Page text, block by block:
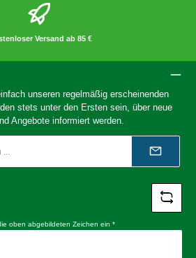
Versand ab 85 €
unseren regelmäßig erscheinenden
stets unter den Ersten sein, über neue
Angebote informiert werden.
oben abgebildeten Zeichen ein *